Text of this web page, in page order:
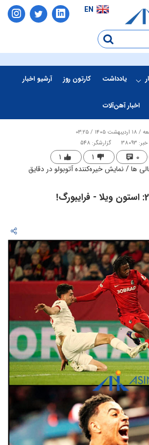
EN
یادداشت کارتون روز آرشیو اخبار
اخبار آهن‌آلات
۱۴۰۵ / ۰۳:۲۵
38093
گزارشگر: 548
۰ ۱ ۱
ها / نمایش خیره‌کننده آتوبولو در دقایق